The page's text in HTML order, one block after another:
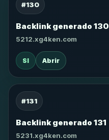
#130
Backlink generado 130
5212.xg4ken.com
SI Abrir
#131
Backlink generado 131
5231.xg4ken.com